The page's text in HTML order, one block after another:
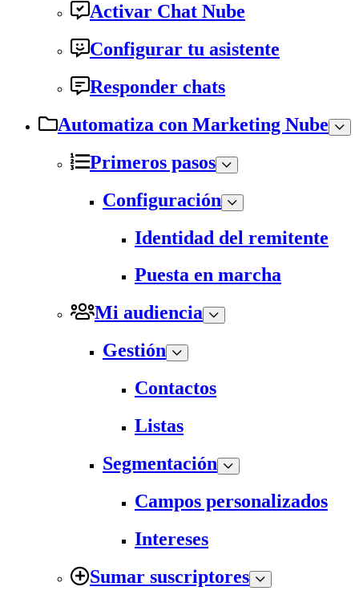
Activar Chat Nube
Configurar tu asistente
Responder chats
Automatiza con Marketing Nube
Primeros pasos
Configuración
Identidad del remitente
Puesta en marcha
Mi audiencia
Gestión
Contactos
Listas
Segmentación
Campos personalizados
Intereses
Sumar suscriptores